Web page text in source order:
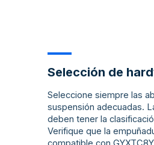
Selección de
Seleccione siempre las
suspensión adecuadas.
deben tener la
Verifique que la